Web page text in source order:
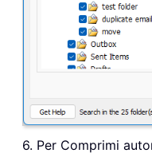
6. Per Comprimi